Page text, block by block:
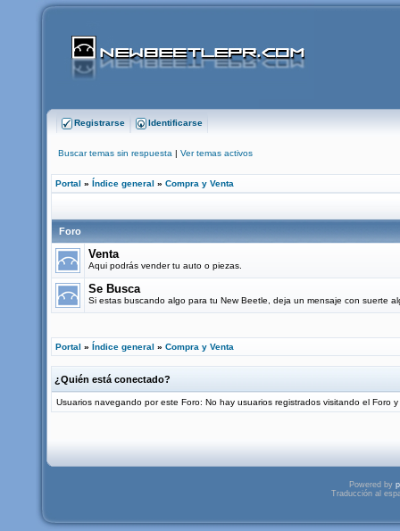
Registrarse Identificarse
Buscar temas sin respuesta | Ver temas activos
Portal » Índice general » Compra y Venta
Foro
Venta
Aqui podrás vender tu auto o piezas.
Se Busca
Si estas buscando algo para tu New Beetle, deja un mensaje con suerte
Portal » Índice general » Compra y Venta
¿Quién está conectado?
Usuarios navegando por este Foro: No hay usuarios registrados visitando el Foro
Powered by
Traducción al